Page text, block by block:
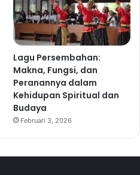
Lagu Persembahan:
Makna, Fungsi, dan
Peranannya dalam
Kehidupan Spiritual dan
Budaya
Februari 3, 2026